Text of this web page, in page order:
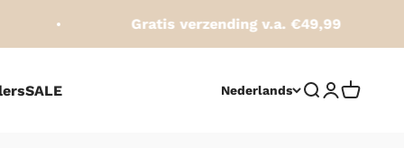
Gratis verzending v.a. €49,99
SALE Nederlands Zoeken